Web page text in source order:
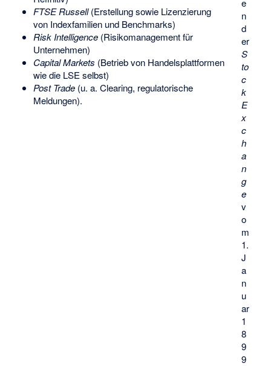
e
n
d
er
S
to
c
k
E
x
c
h
a
n
g
e
v
o
m
1.
J
a
n
u
ar
1
8
9
9
FTSE Russell(Erstellung sowie Lizenzierung
von Indexfamilien und Benchmarks)
Risk Intelligence(Risikomanagement für
Unternehmen)
Capital Markets (Betrieb von Handelsplattformen
wie die LSE selbst)
Post Trade(u. a. Clearing, regulatorische
Meldungen).